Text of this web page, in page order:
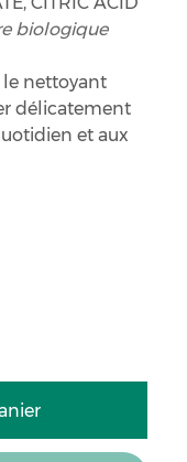
biologique
nettoyant
délicatement
et aux